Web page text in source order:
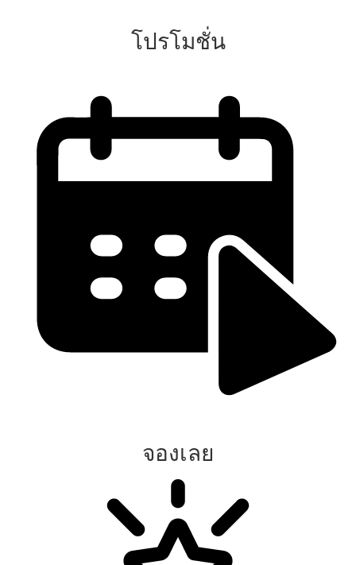
โปรโมชั่น
จองเลย